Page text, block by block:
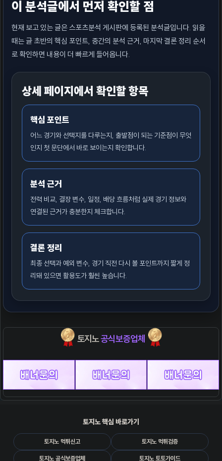
이 분석글에서 먼저 확인할 점
현재 보고 있는 글은 스포츠분석 게시판에 등록된 분석글입니다. 읽을
때는 글 초반의 핵심 포인트, 중간의 분석 근거, 마지막 결론 정리 순서
로 확인하면 내용이 더 빠르게 들어옵니다.
상세 페이지에서 확인할 항목
핵심 포인트
어느 경기와 선택지를 다루는지, 출발점이 되는 기준점이 무엇
인지 첫 문단에서 바로 보이는지 확인합니다.
분석 근거
전력 비교, 결장 변수, 일정, 배당 흐름처럼 실제 경기 정보와
연결된 근거가 충분한지 체크합니다.
결론 정리
최종 선택과 예외 변수, 경기 직전 다시 볼 포인트까지 짧게 정
리돼 있으면 활용도가 훨씬 높습니다.
토지노공식보증업체
토지노 핵심 바로가기
토지노 먹튀신고 토지노 먹튀검증
토지노 공식보증업체 토지노 토토가이드